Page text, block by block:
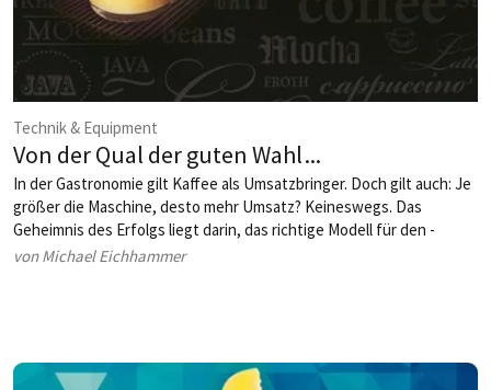
Technik & Equipment
Von der Qual der guten Wahl ...
In der Gastronomie gilt Kaffee als Umsatzbringer. Doch gilt auch: Je
größer die Maschine, desto mehr Umsatz? Keineswegs. Das
Geheimnis des Erfolgs liegt darin, das richtige Modell für den ­
eigenen Betrieb zu finden.
von Michael Eichhammer